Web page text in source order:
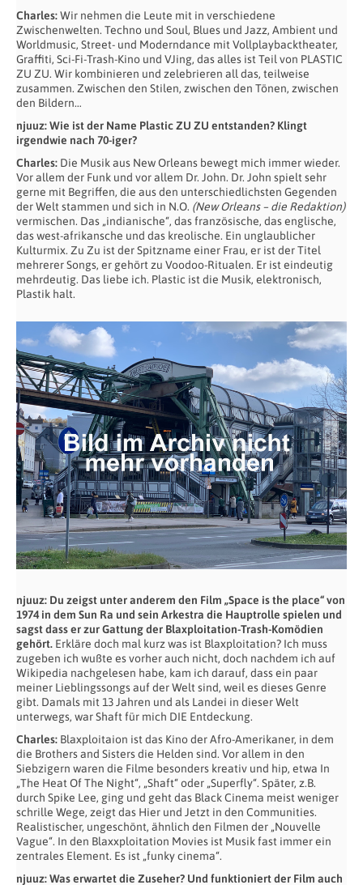
Charles:Wir nehmen die Leute mit in verschiedene
Zwischenwelten. Techno und Soul, Blues und Jazz, Ambient und
Worldmusic, Street- und Moderndance mit Vollplaybacktheater,
Graffiti, Sci-Fi-Trash-Kino und VJing, das alles ist Teil von PLASTIC
ZU ZU. Wir kombinieren und zelebrieren all das, teilweise
zusammen. Zwischen den Stilen, zwischen den Tönen, zwischen
den Bildern…
njuuz: Wie ist der Name Plastic ZU ZU entstanden? Klingt
irgendwie nach 70-iger?
Charles: Die Musik aus New Orleans bewegt mich immer wieder.
Vor allem der Funk und vor allem Dr. John. Dr. John spielt sehr
gerne mit Begriffen, die aus den unterschiedlichsten Gegenden
der Welt stammen und sich in N.O. (New Orleans – die Redaktion)
vermischen. Das „indianische“, das französische, das englische,
das west-afrikansche und das kreolische. Ein unglaublicher
Kulturmix. Zu Zu ist der Spitzname einer Frau, er ist der Titel
mehrerer Songs, er gehört zu Voodoo-Ritualen. Er ist eindeutig
mehrdeutig. Das liebe ich. Plastic ist die Musik, elektronisch,
Plastik halt.
njuuz: Du zeigst unter anderem den Film „Space is the place“ von
1974 in dem Sun Ra und sein Arkestra die Hauptrolle spielen und
sagst dass er zur Gattung der Blaxploitation-Trash-Komödien
gehört. Erkläre doch mal kurz was ist Blaxploitation? Ich muss
zugeben ich wußte es vorher auch nicht, doch nachdem ich auf
Wikipedia nachgelesen habe, kam ich darauf, dass ein paar
meiner Lieblingssongs auf der Welt sind, weil es dieses Genre
gibt. Damals mit 13 Jahren und als Landei in dieser Welt
unterwegs, war Shaft für mich DIE Entdeckung.
Charles: Blaxploitaion ist das Kino der Afro-Amerikaner, in dem
die Brothers and Sisters die Helden sind. Vor allem in den
Siebzigern waren die Filme besonders kreativ und hip, etwa In
„The Heat Of The Night“, „Shaft“ oder „Superfly“. Später, z.B.
durch Spike Lee, ging und geht das Black Cinema meist weniger
schrille Wege, zeigt das Hier und Jetzt in den Communities.
Realistischer, ungeschönt, ähnlich den Filmen der „Nouvelle
Vague“. In den Blaxxploitation Movies ist Musik fast immer ein
zentrales Element. Es ist „funky cinema“.
njuuz: Was erwartet die Zuseher? Und funktioniert der Film auch